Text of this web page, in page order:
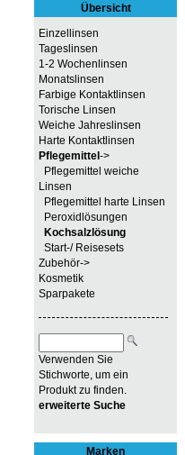
Übersicht
Einzellinsen
Tageslinsen
1-2 Wochenlinsen
Monatslinsen
Farbige Kontaktlinsen
Torische Linsen
Weiche Jahreslinsen
Harte Kontaktlinsen
Pflegemittel->
Pflegemittel weiche
Linsen
Pflegemittel harte Linsen
Peroxidlösungen
Kochsalzlösung
Start-/ Reisesets
Zubehör->
Kosmetik
Sparpakete
Verwenden Sie
Stichworte, um ein
Produkt zu finden.
erweiterte Suche
Marken